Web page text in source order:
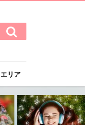
検
索
す
リア